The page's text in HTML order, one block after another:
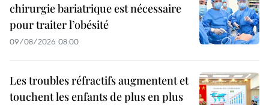
chirurgie bariatrique est nécessaire
pour traiter l’obésité
09/08/2026 08:00
Les troubles réfractifs augmentent et
touchent les enfants de plus en plus